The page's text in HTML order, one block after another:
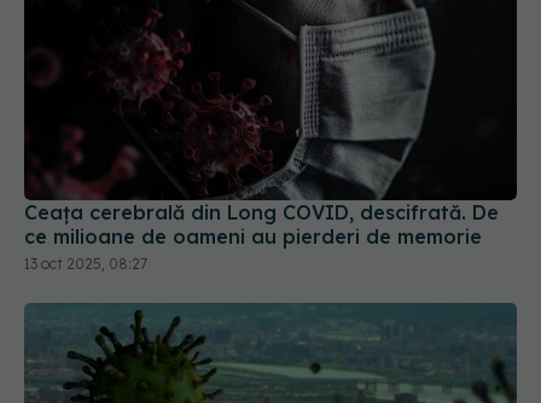
Ceața cerebrală din Long COVID, descifrată. De
ce milioane de oameni au pierderi de memorie
13 oct 2025, 08:27